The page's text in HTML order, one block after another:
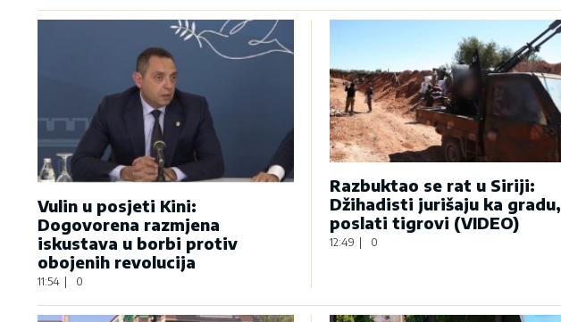
Vulin u posjeti Kini:
Dogovorena razmjena
iskustava u borbi protiv
obojenih revolucija
11:54 0
Razbuktao se rat u Siriji:
Džihadisti jurišaju ka gradu,
poslati tigrovi (VIDEO)
12:49 | 0